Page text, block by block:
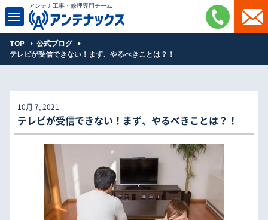
アンテナ工事・修理専門チーム
TOP
公式ブログ
テレビが受信できない！まず、やるべきことは？！
10月 7, 2021
テレビが受信できない！まず、やるべきことは？！